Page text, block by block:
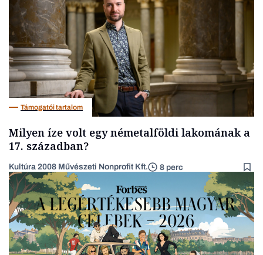
Támogatói tartalom
Milyen íze volt egy németalföldi lakomának a
17. században?
Kultúra 2008 Művészeti Nonprofit Kft. 8 perc